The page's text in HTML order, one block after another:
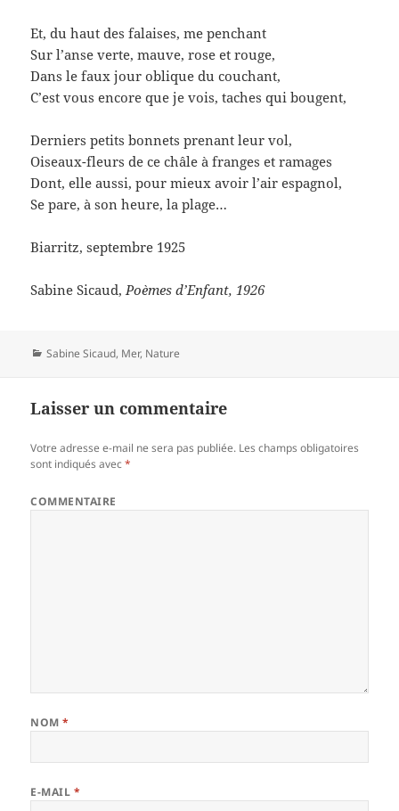
Et, du haut des falaises, me penchant
Sur l’anse verte, mauve, rose et rouge,
Dans le faux jour oblique du couchant,
C’est vous encore que je vois, taches qui bougent,
Derniers petits bonnets prenant leur vol,
Oiseaux-fleurs de ce châle à franges et ramages
Dont, elle aussi, pour mieux avoir l’air espagnol,
Se pare, à son heure, la plage…
Biarritz, septembre 1925
Sabine Sicaud, Poèmes d’Enfant, 1926
Catégories
Sabine Sicaud, Mer, Nature
Laisser un commentaire
Votre adresse e-mail ne sera pas publiée. Les champs obligatoires
sont indiqués avec*
COMMENTAIRE
NOM*
E-MAIL *